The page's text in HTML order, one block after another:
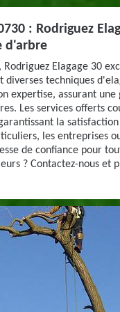
: Rodriguez
d'arbre
Rodriguez Elagage 30
diverses techniques
expertise, assurant
Les services offerts
la
les entreprises
de confiance pour
? Contactez-nous et